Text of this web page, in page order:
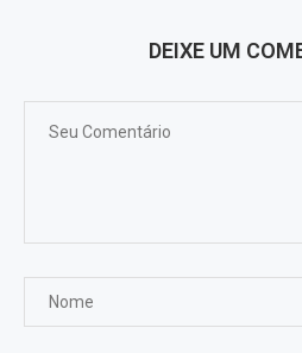
DEIXE UM